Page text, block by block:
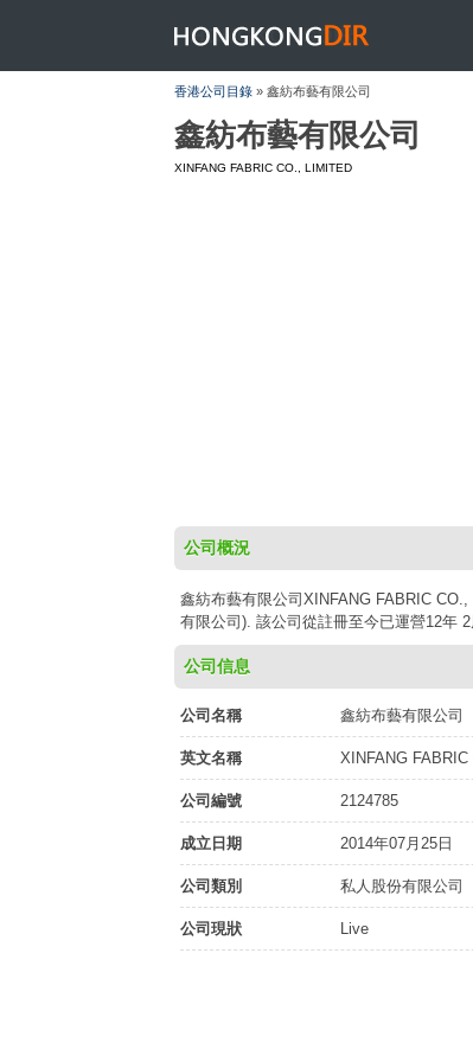
HONGKONGDIR
香港公司目錄 » 鑫紡布藝有限公司
鑫紡布藝有限公司
XINFANG FABRIC CO., LIMITED
公司概況
鑫紡布藝有限公司XINFANG FABRIC
有限公司). 該公司從註冊至今已運營12年
公司信息
公司名稱 鑫紡布藝有限公司
英文名稱 XINFANG
公司編號 2124785
成立日期 2014年07月25日
公司類別 私人股份有限公司
公司現狀 Live